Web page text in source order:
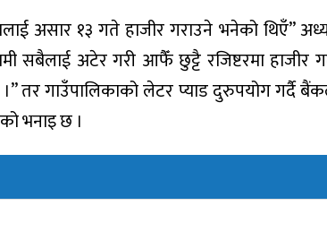
असार १३ गते हाजीर गराउने भनेको थिएँ”
सबैलाई अटेर गरी आफैँ छुट्टै रजिष्टरमा
तर गाउँपालिकाको लेटर प्याड दुरुपयोग गर्दै
भनाइ छ ।